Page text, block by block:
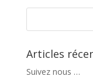
Articles
Suivez nous …